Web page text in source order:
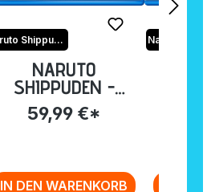
Naruto Shippuden
NARUTO
SHIPPUDEN -
STAFFEL 24:
EPISODE 690-699
59,99 €*
IN DEN WARENKORB